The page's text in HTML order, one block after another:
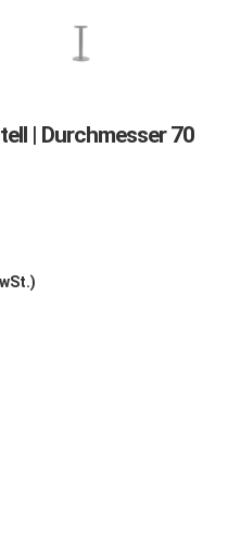
| Durchmesser 70